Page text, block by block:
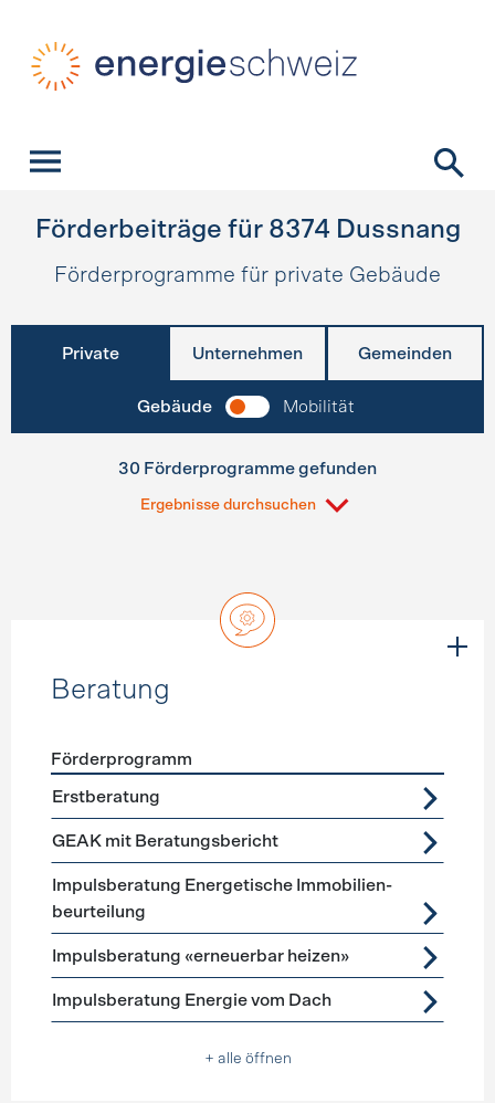
Förderbeiträge für 8374 Dussnang
Förderprogramme für private Gebäude
Private Unternehmen Gemeinden
Gebäude Mobilität
30 Förderprogramme gefunden
Ergebnisse durchsuchen
Beratung
Förderprogramme
Förderprogramm
Erstberatung
GEAK mit Beratungsbericht
Impuls­beratung Energetische Immobilien­
beurteilung
Impulsberatung «erneuerbar heizen»
Impulsberatung Energie vom Dach
+ alle öffnen